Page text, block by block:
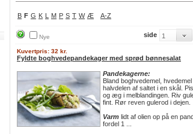
B F G K L M P S T W Æ A-Z
Nye side
Kuvertpris: 32 kr.
Fyldte boghvedepandekager med sprød bønnesalat
Pandekagerne:
Bland boghvedemel, hvedemel
halvdelen af saltet i en skål.
og æg i melblandingen. Riv
fint. Rør reven gulerod i dejen.
Varm lidt af olien op på en
fordel 1 ...